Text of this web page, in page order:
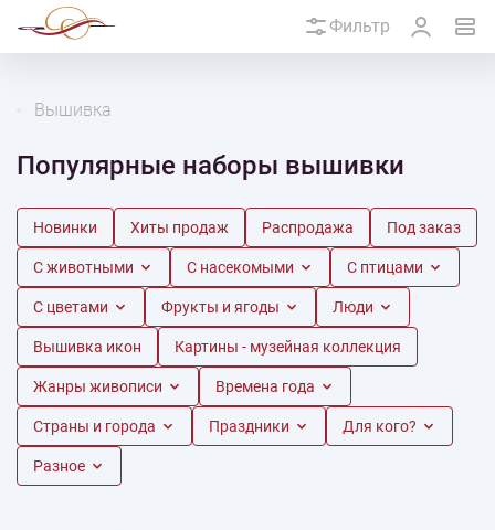
Фильтр
Вышивка
Популярные наборы вышивки
Новинки Хиты продаж Распродажа Под заказ
С животными С насекомыми С птицами
С цветами Фрукты и ягоды Люди
Вышивка икон Картины - музейная коллекция
Жанры живописи Времена года
Страны и города Праздники Для кого?
Разное